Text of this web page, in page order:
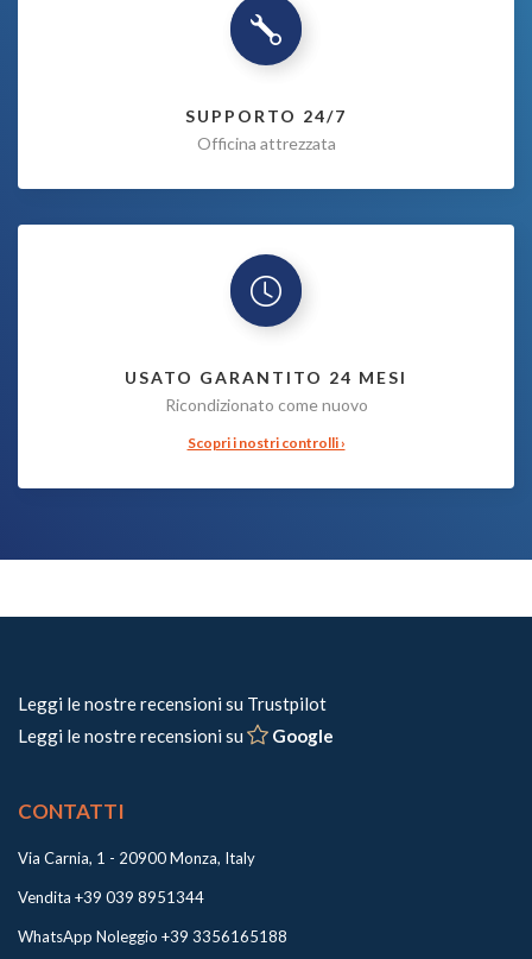
SUPPORTO 24/7
Officina attrezzata
USATO GARANTITO 24 MESI
Ricondizionato come nuovo
Scopri i nostri controlli ›
Leggi le nostre recensioni su Trustpilot
Leggi le nostre recensioni su
Google
CONTATTI
Via Carnia, 1 - 20900 Monza, Italy
Vendita +39 039 8951344
WhatsApp Noleggio +39 3356165188